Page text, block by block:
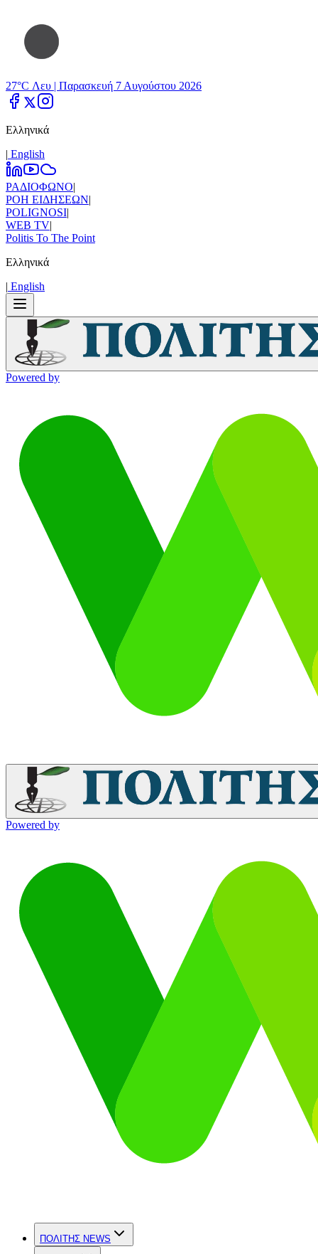
27°C Λευ | Παρασκευή 7 Αυγούστου 2026
Ελληνικά
| Εnglish
ΡΑΔΙΟΦΩΝΟ|
ΡΟΗ ΕΙΔΗΣΕΩΝ|
POLIGNOSI|
WEB TV|
Politis To The Point
Ελληνικά
| Εnglish
Powered by
Powered by
ΠΟΛΙΤΗΣ NEWS